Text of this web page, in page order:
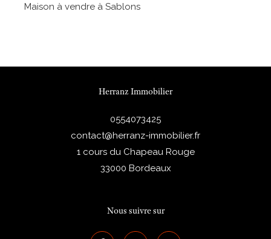
Maison à vendre à Sablons
Herranz Immobilier
0554073425
contact@herranz-immobilier.fr
1 cours du Chapeau Rouge
33000
Bordeaux
Nous suivre sur